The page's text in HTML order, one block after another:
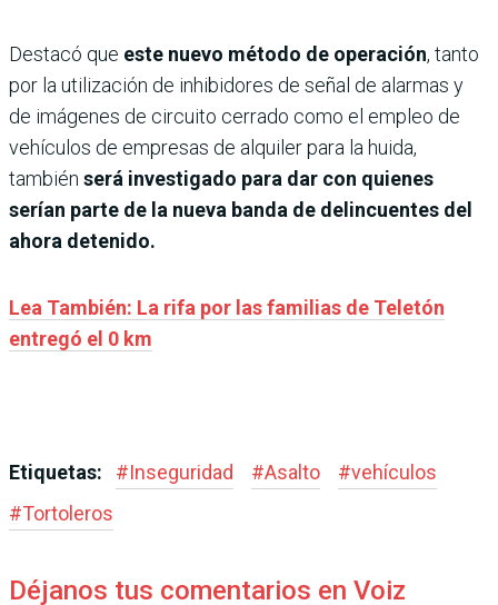
Destacó que este nuevo método de operación, tanto
por la utilización de inhibidores de señal de alarmas y
de imágenes de circuito cerrado como el empleo de
vehículos de empresas de alquiler para la huida,
también será investigado para dar con quienes
serían parte de la nueva banda de delincuentes del
ahora detenido.
Lea También: La rifa por las familias de Teletón
entregó el 0 km
Etiquetas: #Inseguridad #Asalto #vehículos
#Tortoleros
Déjanos tus comentarios en Voiz